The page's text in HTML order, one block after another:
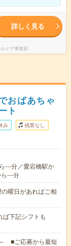
詳しく見る
ケア事業部
おばあちゃ
ト
み 残業なし
---分／愛宕橋駅か
---分
曜日があればご相
下記シフトも
■ご応募から最短